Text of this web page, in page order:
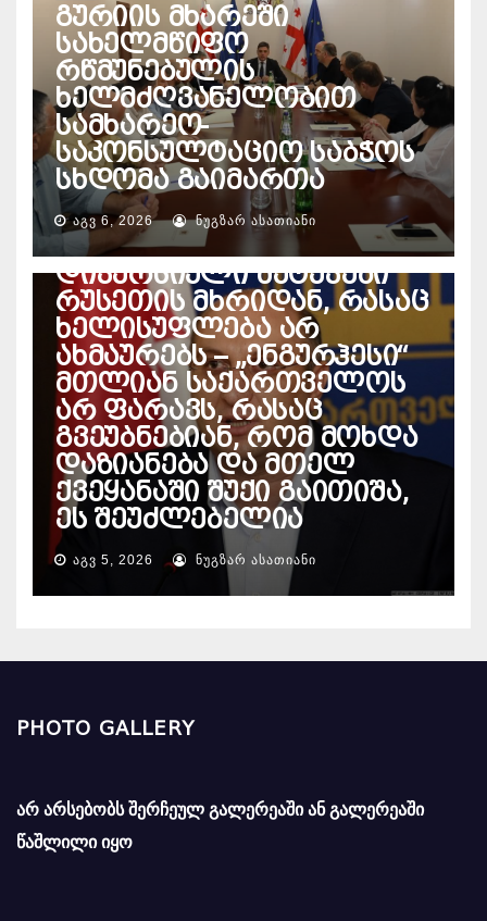
გურიის მხარეში
სახელმწიფო
რწმუნებულის
ხელმძღვანელობით
სამხარეო-
საკონსულტაციო საბჭოს
სხდომა გაიმართა
ᲐᲒᲕ 6, 2026 ᲜᲣᲒᲖᲐᲠ ᲐᲡᲐᲗᲘᲐᲜᲘ
ᲔᲜᲔᲠᲒᲔᲢᲘᲙᲐ
პაატა დავითაია – ეჭვი
მაქვს, ხდება
დივერსიული შეტევები
რუსეთის მხრიდან, რასაც
ხელისუფლება არ
ახმაურებს – „ენგურჰესი“
მთლიან საქართველოს
არ ფარავს, რასაც
გვეუბნებიან, რომ მოხდა
დაზიანება და მთელ
ქვეყანაში შუქი გაითიშა,
ეს შეუძლებელია
ᲐᲒᲕ 5, 2026 ᲜᲣᲒᲖᲐᲠ ᲐᲡᲐᲗᲘᲐᲜᲘ
PHOTO GALLERY
არ არსებობს შერჩეულ გალერეაში ან გალერეაში
წაშლილი იყო